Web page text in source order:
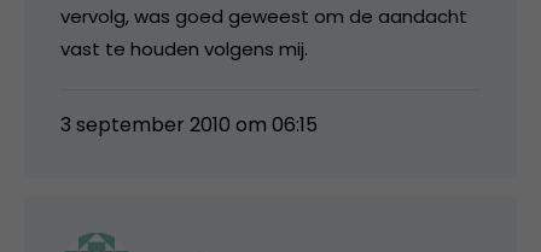
vervolg, was goed geweest om de aandacht
vast te houden volgens mij.
3 september 2010 om 06:15